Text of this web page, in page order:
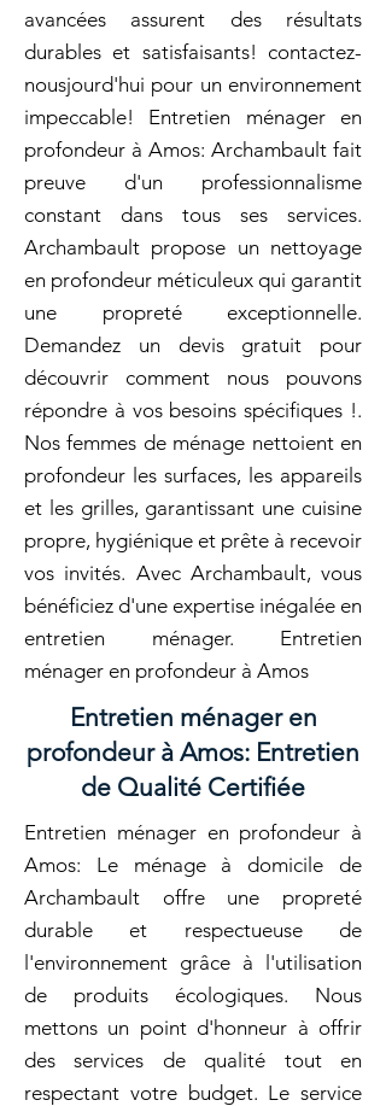
avancées assurent des résultats
durables et satisfaisants! contactez-
nousjourd'hui pour un environnement
impeccable! Entretien ménager en
profondeur à Amos: Archambault fait
preuve d'un professionnalisme
constant dans tous ses services.
Archambault propose un nettoyage
en profondeur méticuleux qui garantit
une propreté exceptionnelle.
Demandez un devis gratuit pour
découvrir comment nous pouvons
répondre à vos besoins spécifiques !.
Nos femmes de ménage nettoient en
profondeur les surfaces, les appareils
et les grilles, garantissant une cuisine
propre, hygiénique et prête à recevoir
vos invités. Avec Archambault, vous
bénéficiez d'une expertise inégalée en
entretien ménager. Entretien
ménager en profondeur à Amos
Entretien ménager en
profondeur à Amos: Entretien
de Qualité Certifiée
Entretien ménager en profondeur à
Amos: Le ménage à domicile de
Archambault offre une propreté
durable et respectueuse de
l'environnement grâce à l'utilisation
de produits écologiques. Nous
mettons un point d'honneur à offrir
des services de qualité tout en
respectant votre budget. Le service